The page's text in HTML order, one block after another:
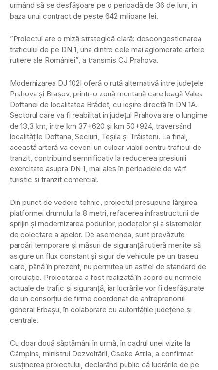
urmând să se desfășoare pe o perioadă de 36 de luni, în
baza unui contract de peste 642 milioane lei.
”Proiectul are o miză strategică clară: descongestionarea
traficului de pe DN 1, una dintre cele mai aglomerate artere
rutiere ale României”, a transmis CJ Prahova.
Modernizarea DJ 102I oferă o rută alternativă între județele
Prahova și Brașov, printr-o zonă montană care leagă Valea
Doftanei de localitatea Brădet, cu ieșire directă în DN 1A.
Sectorul care va fi reabilitat în județul Prahova are o lungime
de 13,3 km, între km 37+620 și km 50+924, traversând
localitățile Doftana, Seciuri, Teșila și Trăisteni. La final,
această arteră va deveni un culoar viabil pentru traficul de
tranzit, contribuind semnificativ la reducerea presiunii
exercitate asupra DN 1, mai ales în perioadele de vârf
turistic și tranzit comercial.
Din punct de vedere tehnic, proiectul presupune lărgirea
platformei drumului la 8 metri, refacerea infrastructurii de
sprijin și modernizarea podurilor, podețelor și a sistemelor
de colectare a apelor. De asemenea, sunt prevăzute
parcări temporare și măsuri de siguranță rutieră menite să
asigure un flux constant și sigur de vehicule pe un traseu
care, până în prezent, nu permitea un astfel de standard de
circulație. Proiectarea a fost realizată în acord cu normele
actuale de trafic și siguranță, iar lucrările vor fi desfășurate
de un consorțiu de firme coordonat de antreprenorul
general Erbașu, în colaborare cu autoritățile județene și
centrale.
Cu doar două săptămâni în urmă, în cadrul unei vizite la
Câmpina, ministrul Dezvoltării, Cseke Attila, a confirmat
susținerea proiectului, declarând public că lucrările de pe